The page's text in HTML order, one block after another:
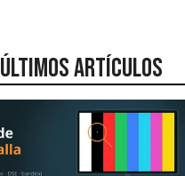
ÚLTIMOS ARTÍCULOS